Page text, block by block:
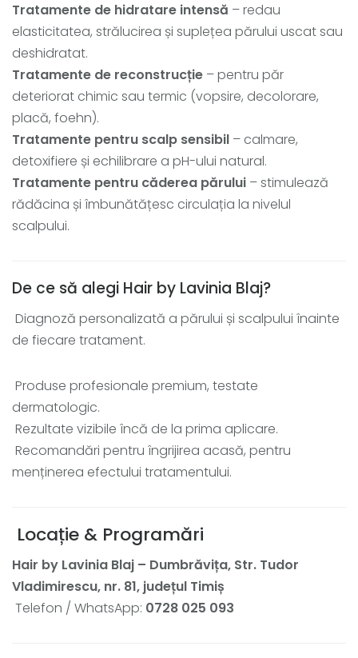
Tratamente de hidratare intensă – redau
elasticitatea, strălucirea și suplețea părului uscat sau
deshidratat.
Tratamente de reconstrucție – pentru păr
deteriorat chimic sau termic (vopsire, decolorare,
placă, foehn).
Tratamente pentru scalp sensibil – calmare,
detoxifiere și echilibrare a pH-ului natural.
Tratamente pentru căderea părului – stimulează
rădăcina și îmbunătățesc circulația la nivelul
scalpului.
De ce să alegi Hair by Lavinia Blaj?
Diagnoză personalizată a părului și scalpului înainte
de fiecare tratament.
Produse profesionale premium, testate
dermatologic.
Rezultate vizibile încă de la prima aplicare.
Recomandări pentru îngrijirea acasă, pentru
menținerea efectului tratamentului.
Locație & Programări
Hair by Lavinia Blaj – Dumbrăvița, Str. Tudor
Vladimirescu, nr. 81, județul Timiș
Telefon / WhatsApp: 0728 025 093